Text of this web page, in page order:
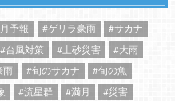
予報 #ゲリラ豪雨
#サカナ
#台風対策 #土砂災害
#大雨
雨 #旬のサカナ
#旬の魚
#流星群 #満月
#災害